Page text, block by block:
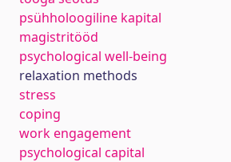
psühholoogiline kapital
magistritööd
psychological well-being
relaxation methods
stress
coping
work engagement
psychological capital